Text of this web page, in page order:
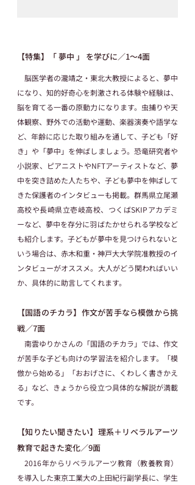
【特集】「 夢中 」 を学びに／1〜4面
脳医学者の瀧靖之・東北大教授によると、夢中
になり、知的好奇心を刺激される体験や経験は、
脳を育てる一番の原動力になります。虫捕りや天
体観察、野外での活動や運動、楽器演奏や語学な
ど、年齢に応じた取り組みを通して、子ども「好
き」や「夢中」を伸ばしましょう。恐竜研究者や
小説家、ピアニストやNFTアーティストなど、夢
中を突き詰めた人たちや、子ども夢中を伸ばして
きた保護者のインタビューも掲載。群馬県立尾瀬
高校や長崎県立壱岐高校、つくばSKIPアカデミ
ーなど、夢中を存分に羽ばたかせられる学校など
も紹介します。子どもが夢中を見つけられないと
いう場合は、赤木和重・神戸大大学院准教授のイ
ンタビューがオススメ。大人がどう関わればいい
か、具体的に助言してくれます。
【国語のチカラ】作文が苦手なら模倣から挑
戦／7面
南雲ゆりかさんの「国語のチカラ」では、作文
が苦手な子ども向けの学習法を紹介します。「模
倣から始める」「おおげさに、くわしく書きかえ
る」など、きょうから役立つ具体的な解説が満載
です。
【知りたい聞きたい】理系＋リベラルアーツ
教育で起きた変化／9面
2016年からリベラルアーツ教育（教養教育）
を導入した東京工業大の上田紀行副学長に、学生